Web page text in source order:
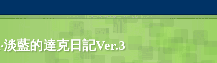
淡藍的達克日記Ver.3